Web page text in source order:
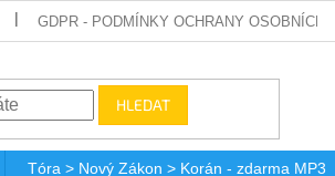
GDPR - PODMÍNKY OCHRANY OSOBNÍCH
HLEDAT
Tóra > Nový Zákon > Korán - zdarma MP3